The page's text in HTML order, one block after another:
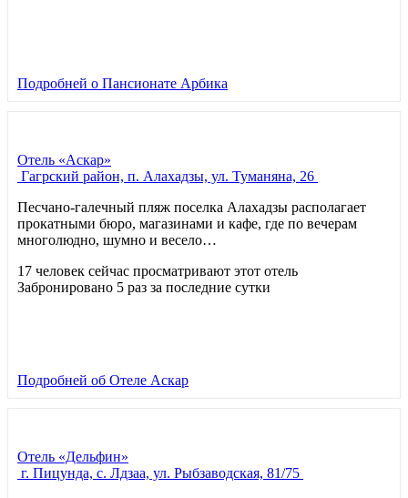
Подробней о Пансионате Арбика
Отель «Аскар»
Гагрский район, п. Алахадзы, ул. Туманяна, 26
Песчано-галечный пляж поселка Алахадзы располагает
прокатными бюро, магазинами и кафе, где по вечерам
многолюдно, шумно и весело…
17 человек сейчас просматривают этот отель
Забронировано 5 раз за последние сутки
Подробней об Отеле Аскар
Отель «Дельфин»
г. Пицунда, с. Лдзаа, ул. Рыбзаводская, 81/75